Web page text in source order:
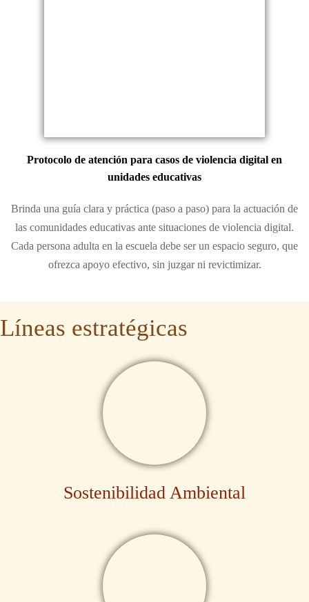
Protocolo de atención para casos de violencia digital en
unidades educativas
Brinda una guía clara y práctica (paso a paso) para la actuación de
las comunidades educativas ante situaciones de violencia digital.
Cada persona adulta en la escuela debe ser un espacio seguro, que
ofrezca apoyo efectivo, sin juzgar ni revictimizar.
Líneas estratégicas
Sostenibilidad Ambiental